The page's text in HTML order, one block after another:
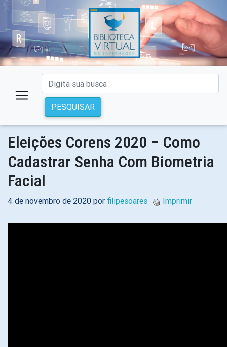
PESQUISAR
Eleições Corens 2020 – Como
Cadastrar Senha Com Biometria
Facial
4 de novembro de 2020 por filipesoares Imprimir